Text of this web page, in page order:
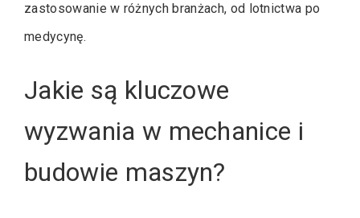
zastosowanie w różnych branżach, od lotnictwa po
medycynę.
Jakie są kluczowe
wyzwania w mechanice i
budowie maszyn?